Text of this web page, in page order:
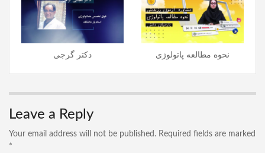
دکتر گرجی نحوه مطالعه پاتولوژی
Leave a Reply
Your email address will not be published. Required fields are marked
*